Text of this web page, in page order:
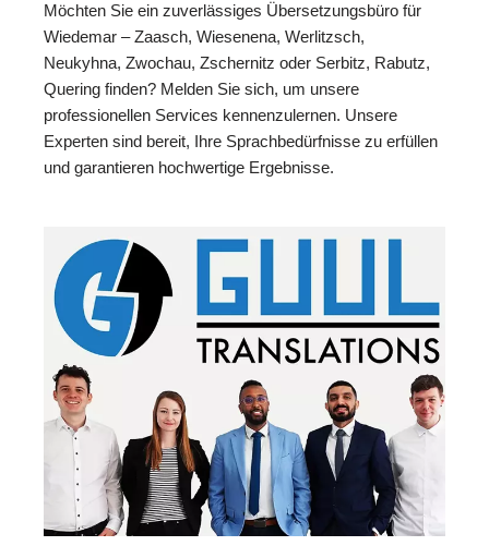
Möchten Sie ein zuverlässiges Übersetzungsbüro für
Wiedemar – Zaasch, Wiesenena, Werlitzsch,
Neukyhna, Zwochau, Zschernitz oder Serbitz, Rabutz,
Quering finden? Melden Sie sich, um unsere
professionellen Services kennenzulernen. Unsere
Experten sind bereit, Ihre Sprachbedürfnisse zu erfüllen
und garantieren hochwertige Ergebnisse.